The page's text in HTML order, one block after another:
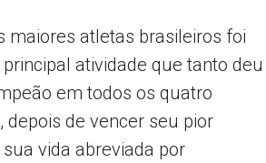
maiores atletas brasileiros foi
atividade que tanto deu
em todos os quatro
depois de vencer seu pior
vida abreviada por